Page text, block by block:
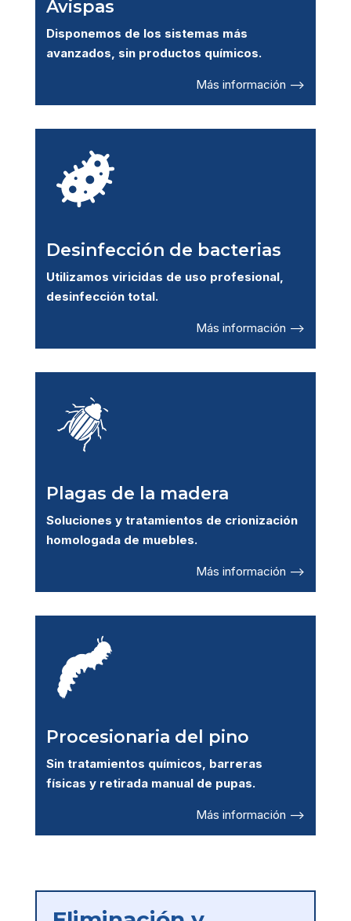
Avispas
Disponemos de los sistemas más
avanzados, sin productos químicos.
Más información –>
Desinfección de bacterias
Utilizamos viricidas de uso profesional,
desinfección total.
Más información –>
Plagas de la madera
Soluciones y tratamientos de crionización
homologada de muebles.
Más información –>
Procesionaria del pino
Sin tratamientos químicos, barreras
físicas y retirada manual de pupas.
Más información –>